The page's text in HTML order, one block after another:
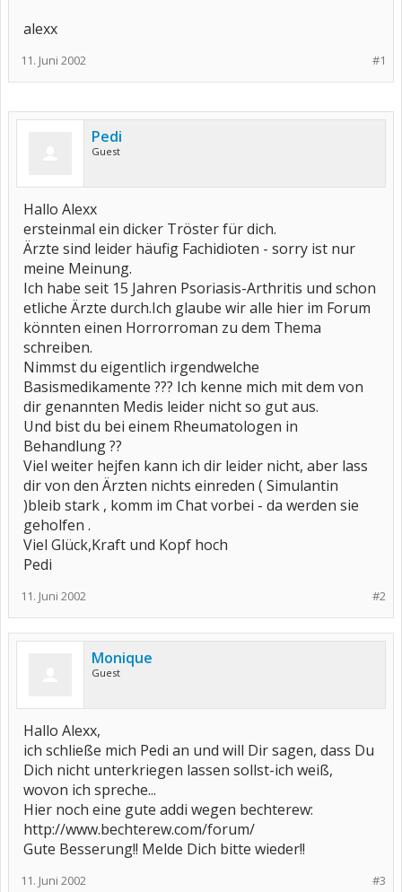
alexx
#1
11. Juni 2002
Pedi
Guest
Hallo Alexx
ersteinmal ein dicker Tröster für dich.
Ärzte sind leider häufig Fachidioten - sorry ist nur
meine Meinung.
Ich habe seit 15 Jahren Psoriasis-Arthritis und schon
etliche Ärzte durch.Ich glaube wir alle hier im Forum
könnten einen Horrorroman zu dem Thema
schreiben.
Nimmst du eigentlich irgendwelche
Basismedikamente ??? Ich kenne mich mit dem von
dir genannten Medis leider nicht so gut aus.
Und bist du bei einem Rheumatologen in
Behandlung ??
Viel weiter hejfen kann ich dir leider nicht, aber lass
dir von den Ärzten nichts einreden ( Simulantin
)bleib stark , komm im Chat vorbei - da werden sie
geholfen .
Viel Glück,Kraft und Kopf hoch
Pedi
#2
11. Juni 2002
Monique
Guest
Hallo Alexx,
ich schließe mich Pedi an und will Dir sagen, dass Du
Dich nicht unterkriegen lassen sollst-ich weiß,
wovon ich spreche...
Hier noch eine gute addi wegen bechterew:
http://www.bechterew.com/forum/
Gute Besserung!! Melde Dich bitte wieder!!
#3
11. Juni 2002